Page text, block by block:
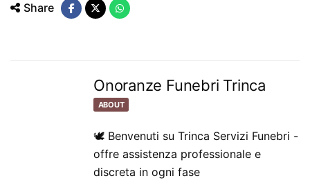
Share
Onoranze Funebri Trinca
ABOUT
🕊️ Benvenuti su Trinca Servizi Funebri -
offre assistenza professionale e
discreta in ogni fase